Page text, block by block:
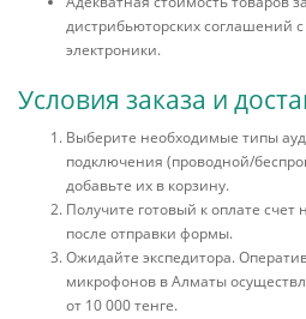
дистрибьюторских соглашений
электроники.
Условия заказа и
Выберите необходимые типы
подключения (проводной/
добавьте их в корзину.
Получите готовый к оплате
после отправки формы.
Ожидайте экспедитора.
микрофонов в Алматы
от 10 000 тенге.